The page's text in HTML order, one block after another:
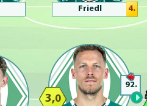
Friedl 4.
92.
3,0